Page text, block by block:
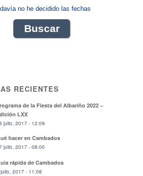
no he decidido las fechas
RECIENTES
de la Fiesta del Albariño 2022 –
LXX
julio, 2017 - 12:09
hacer en Cambados
julio, 2017 - 08:00
rápida de Cambados
2017 - 11:08